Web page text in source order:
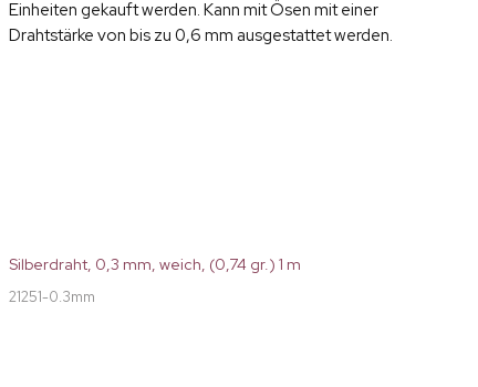
Einheiten gekauft werden. Kann mit Ösen mit einer
Drahtstärke von bis zu 0,6 mm ausgestattet werden.
Silberdraht, 0,3 mm, weich, (0,74 gr.) 1 m
21251-0.3mm